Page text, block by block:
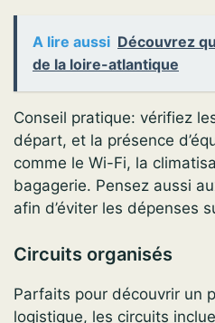
A lire aussi Découvrez
de la loire-atlantique
Conseil pratique: vérifiez
départ, et la présence
comme le Wi-Fi, la
bagagerie. Pensez aussi
afin d’éviter les dépenses
Circuits organisés
Parfaits pour découvrir un
logistique, les circuits